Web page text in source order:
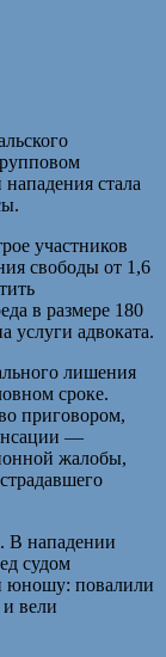
стала
участников
свободы от 1,6
в размере 180
услуги адвоката.
лишения
сроке.
приговором,
—
жалобы,
В нападении
судом
юношу: повалили
вели